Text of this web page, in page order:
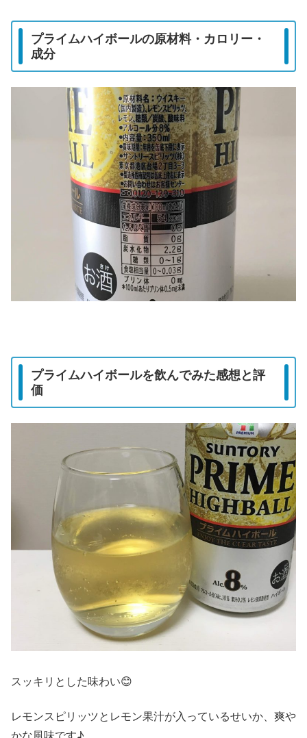
プライムハイボールの原材料・カロリー・
成分
プライムハイボールを飲んでみた感想と評
価
スッキリとした味わい😊
レモンスピリッツとレモン果汁が入っているせいか、爽や
かな風味です♪